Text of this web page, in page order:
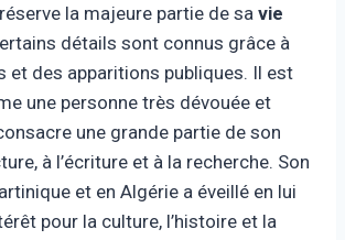
la majeure partie de sa vie
détails sont connus grâce à
et des apparitions publiques. Il est
une personne très dévouée et
une grande partie de son
à l’écriture et à la recherche. Son
et en Algérie a éveillé en lui
pour la culture, l’histoire et la